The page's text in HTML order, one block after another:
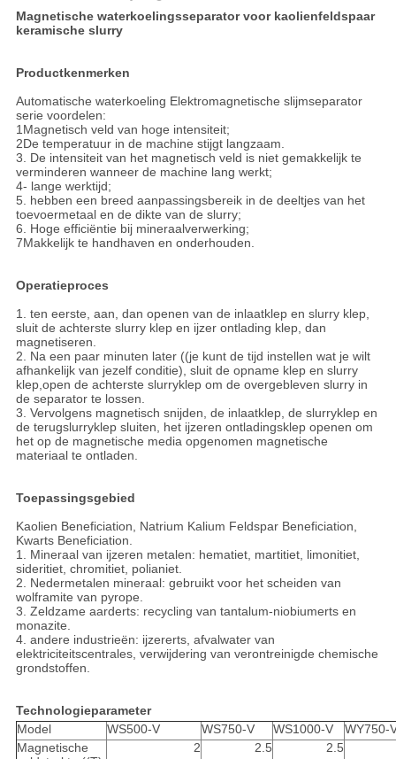
Magnetische waterkoelingsseparator voor kaolienfeldspaar
keramische slurry
Productkenmerken
Automatische waterkoeling Elektromagnetische slijmseparator
serie voordelen:
1Magnetisch veld van hoge intensiteit;
2De temperatuur in de machine stijgt langzaam.
3. De intensiteit van het magnetisch veld is niet gemakkelijk te
verminderen wanneer de machine lang werkt;
4- lange werktijd;
5. hebben een breed aanpassingsbereik in de deeltjes van het
toevoermetaal en de dikte van de slurry;
6. Hoge efficiëntie bij mineraalverwerking;
7Makkelijk te handhaven en onderhouden.
Operatieproces
1. ten eerste, aan, dan openen van de inlaatklep en slurry klep,
sluit de achterste slurry klep en ijzer ontlading klep, dan
magnetiseren.
2. Na een paar minuten later ((je kunt de tijd instellen wat je wilt
afhankelijk van jezelf conditie), sluit de opname klep en slurry
klep,open de achterste slurryklep om de overgebleven slurry in
de separator te lossen.
3. Vervolgens magnetisch snijden, de inlaatklep, de slurryklep en
de terugslurryklep sluiten, het ijzeren ontladingsklep openen om
het op de magnetische media opgenomen magnetische
materiaal te ontladen.
Toepassingsgebied
Kaolien Beneficiation, Natrium Kalium Feldspar Beneficiation,
Kwarts Beneficiation.
1. Mineraal van ijzeren metalen: hematiet, martitiet, limonitiet,
sideritiet, chromitiet, polianiet.
2. Nedermetalen mineraal: gebruikt voor het scheiden van
wolframite van pyrope.
3. Zeldzame aarderts: recycling van tantalum-niobiumerts en
monazite.
4. andere industrieën: ijzererts, afvalwater van
elektriciteitscentrales, verwijdering van verontreinigde chemische
grondstoffen.
Technologieparameter
Model
WS500-V WS750-V WS1000-V
WY750-
Magnetische
2 2.5 2.5